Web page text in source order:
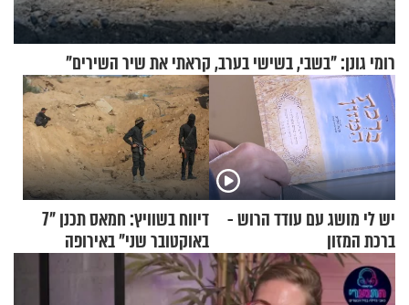
רומי גונן: "בשבי, בשישי בערב, קראתי את שיר השירים"
יש לי מושג עם עודד הרוש -
ברכת המזון
דיווח בשוויץ: חמאס תכנן "7
באוקטובר שני" באירופה